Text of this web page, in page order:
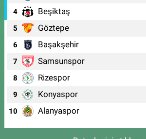
4 Beşiktaş
5 Göztepe
6 Başakşehir
7 Samsunspor
8 Rizespor
9 Konyaspor
10 Alanyaspor